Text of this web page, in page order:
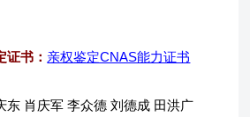
证书： 亲权鉴定CNAS能力证书
东 肖庆军 李众德 刘德成 田洪广